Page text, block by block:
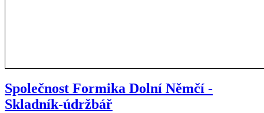
Společnost Formika Dolní Němčí -
Skladník-údržbář